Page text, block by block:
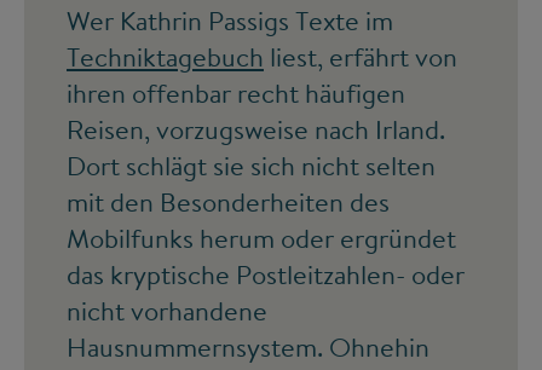
Wer Kathrin Passigs Texte im
Techniktagebuch liest, erfährt von
ihren offenbar recht häufigen
Reisen, vorzugsweise nach Irland.
Dort schlägt sie sich nicht selten
mit den Besonderheiten des
Mobilfunks herum oder ergründet
das kryptische Postleitzahlen- oder
nicht vorhandene
Hausnummernsystem. Ohnehin